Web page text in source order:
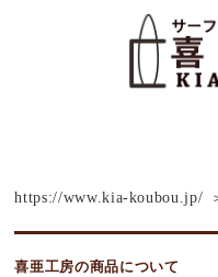
https://www.kia-koubou.jp/
喜亜工房の商品について